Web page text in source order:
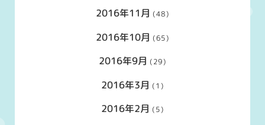
2016年11月 (48)
2016年10月 (65)
2016年9月 (29)
2016年3月 (1)
2016年2月 (5)